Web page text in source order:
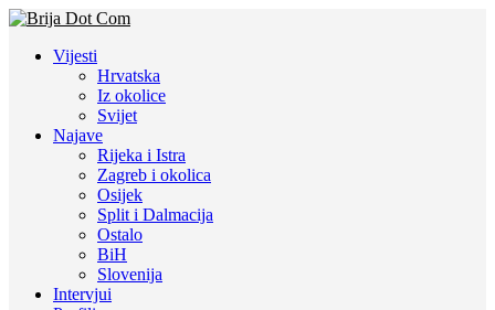
Vijesti
Hrvatska
Iz okolice
Svijet
Najave
Rijeka i Istra
Zagreb i okolica
Osijek
Split i Dalmacija
Ostalo
BiH
Slovenija
Intervjui